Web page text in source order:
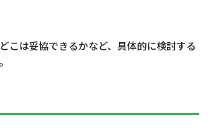
こは妥協できるかなど、具体的に検討する